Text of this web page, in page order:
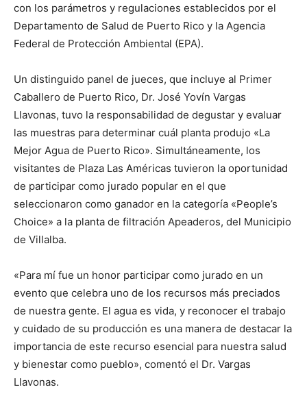
con los parámetros y regulaciones establecidos por el
Departamento de Salud de Puerto Rico y la Agencia
Federal de Protección Ambiental (EPA).
Un distinguido panel de jueces, que incluye al Primer
Caballero de Puerto Rico, Dr. José Yovín Vargas
Llavonas, tuvo la responsabilidad de degustar y evaluar
las muestras para determinar cuál planta produjo «La
Mejor Agua de Puerto Rico». Simultáneamente, los
visitantes de Plaza Las Américas tuvieron la oportunidad
de participar como jurado popular en el que
seleccionaron como ganador en la categoría «People’s
Choice» a la planta de filtración Apeaderos, del Municipio
de Villalba.
«Para mí fue un honor participar como jurado en un
evento que celebra uno de los recursos más preciados
de nuestra gente. El agua es vida, y reconocer el trabajo
y cuidado de su producción es una manera de destacar la
importancia de este recurso esencial para nuestra salud
y bienestar como pueblo», comentó el Dr. Vargas
Llavonas.